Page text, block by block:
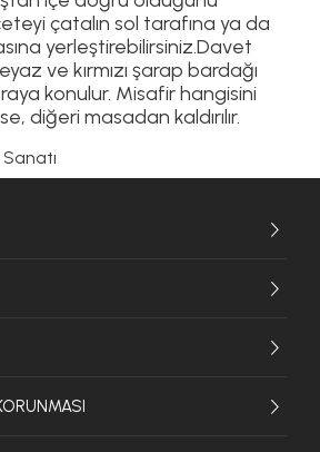
çatalın sol tarafına ya da
yerleştirebilirsiniz.Davet
ve kırmızı şarap bardağı
konulur. Misafir hangisini
diğeri masadan kaldırılır.